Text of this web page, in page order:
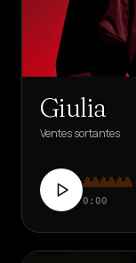
Giulia
Ventes sortantes
0:00